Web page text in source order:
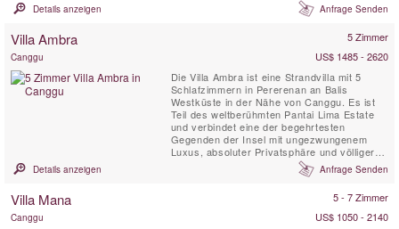
Details anzeigen Anfrage Senden
Villa Ambra 5 Zimmer
Canggu
US$ 1485 - 2620
Die Villa Ambra ist eine Strandvilla mit 5
Schlafzimmern in Pererenan an Balis
Westküste in der Nähe von Canggu. Es ist
Teil des weltberühmten Pantai Lima Estate
und verbindet eine der begehrtesten
Gegenden der Insel mit ungezwungenem
Luxus, absoluter Privatsphäre und völliger
Gelassenheit. Es hat sogar ein eigenes Kino
und eine gut sortierte Bibliothek mit iMac und
mit Blick auf den Ozean und unterscheiden
Details anzeigen Anfrage Senden
Villa Mana 5 - 7 Zimmer
Canggu
US$ 1050 - 2140